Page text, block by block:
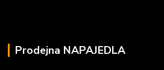
Prodejna NAPAJEDLA